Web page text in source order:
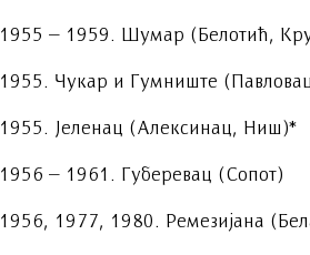
1955 – 1959. Шумар (Белотић,
1955. Чукар и Гумниште
1955. Јеленац (Алексинац, Ниш)*
1956 – 1961. Губеревац (Сопот)
1956, 1977, 1980. Ремезијана